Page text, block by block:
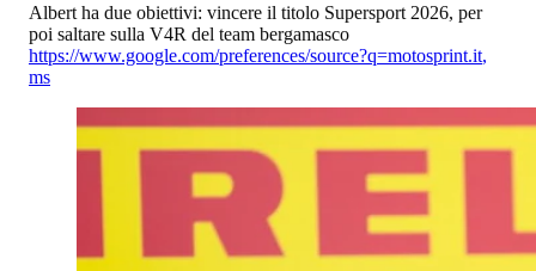
Albert ha due obiettivi: vincere il titolo Supersport 2026, per
poi saltare sulla V4R del team bergamasco
https://www.google.com/preferences/source?q=motosprint.it,
ms